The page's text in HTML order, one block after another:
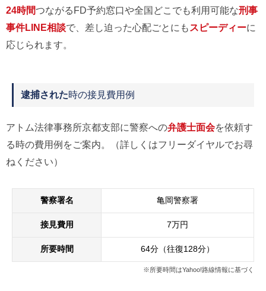
24時間つながるFD予約窓口や全国どこでも利用可能な刑事
事件LINE相談で、差し迫った心配ごとにも スピーディーに
応じられます。
逮捕された時の接見費用例
アトム法律事務所京都支部に警察への弁護士面会を依頼す
る時の費用例をご案内。（詳しくはフリーダイヤルでお尋
ねください）
警察署名 亀岡警察署
接見費用 7万円
所要時間 64分（往復128分）
※所要時間はYahoo!路線情報に基づく